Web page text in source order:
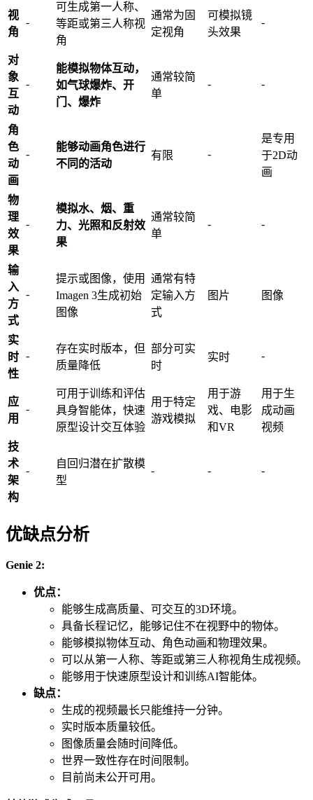
视
角
-
可生成第一人称、
等距或第三人称视
角
通常为固
定视角
可模拟镜
头效果
-
对
象
互
动
-
能模拟物体互动，
如气球爆炸、开
门、爆炸
通常较简
单
- -
角
色
动
画
-
能够动画角色进行
不同的活动
有限 -
是专用
于2D动
画
物
理
效
果
-
模拟水、烟、重
力、光照和反射效
果
通常较简
单
- -
输
入
方
式
-
提示或图像，使用
Imagen 3生成初始
图像
通常有特
定输入方
式
图片 图像
实
时
性
-
存在实时版本，但
质量降低
部分可实
时
实时 -
应
用
-
可用于训练和评估
具身智能体，快速
原型设计交互体验
用于特定
游戏模拟
用于游
戏、电影
和VR
用于生
成动画
视频
技
术
架
构
-
自回归潜在扩散模
型
- - -
优缺点分析
Genie 2:
优点：
能够生成高质量、可交互的3D环境。
具备长程记忆，能够记住不在视野中的物体。
能够模拟物体互动、角色动画和物理效果。
可以从第一人称、等距或第三人称视角生成视频。
能够用于快速原型设计和训练AI智能体。
缺点：
生成的视频最长只能维持一分钟。
实时版本质量较低。
图像质量会随时间降低。
世界一致性存在时间限制。
目前尚未公开可用。